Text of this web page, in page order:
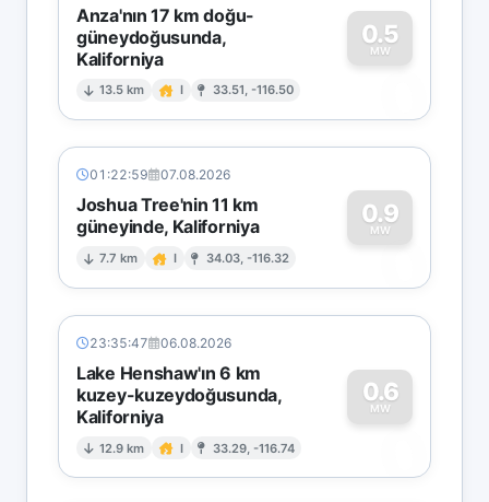
Anza'nın 17 km doğu-
güneydoğusunda,
Kaliforniya
13.5 km I 33.51, -116.50
0.5
MW
0
01:22:59 07.08.2026
Joshua Tree'nin 11 km
güneyinde, Kaliforniya
7.7 km I 34.03, -116.32
0.9
MW
0
23:35:47 06.08.2026
Lake Henshaw'ın 6 km
kuzey-kuzeydoğusunda,
Kaliforniya
12.9 km I 33.29, -116.74
0.6
MW
0